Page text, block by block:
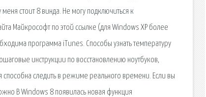
стоит 8 винда. Не могу подключиться к
Майкрософт по этой ссылке (для Windows XP более
программа iTunes. Способы узнать температуру
инструкции по восстановлению ноутбуков,
следить в режиме реального времени. Если вы
В Windows 8 появилась новая функция